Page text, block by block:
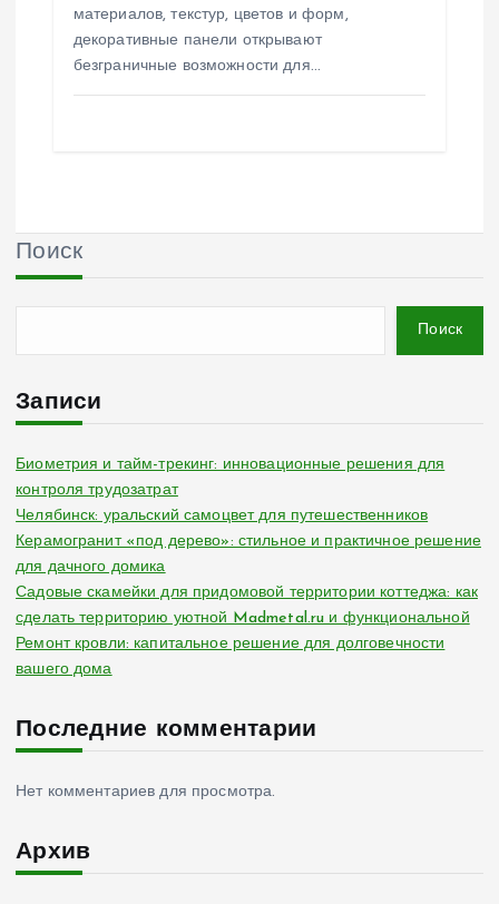
материалов, текстур, цветов и форм,
декоративные панели открывают
безграничные возможности для…
Поиск
Поиск
Записи
Биометрия и тайм-трекинг: инновационные решения для
контроля трудозатрат
Челябинск: уральский самоцвет для путешественников
Керамогранит «под дерево»: стильное и практичное решение
для дачного домика
Садовые скамейки для придомовой территории коттеджа: как
сделать территорию уютной Madmetal.ru и функциональной
Ремонт кровли: капитальное решение для долговечности
вашего дома
Последние комментарии
Нет комментариев для просмотра.
Архив